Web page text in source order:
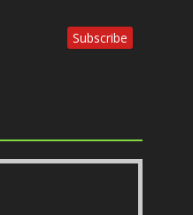
Subscribe